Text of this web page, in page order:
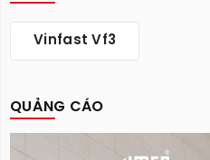
Vinfast Vf3
QUẢNG CÁO